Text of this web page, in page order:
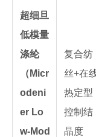
超细旦
低模量
涤纶
（Micr
odeni
er Lo
w-Mod
复合纺
丝+在
热定型
控制结
晶度